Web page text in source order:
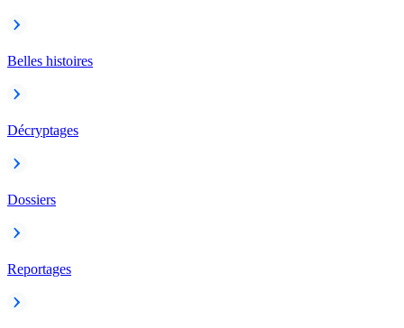
Belles histoires
Décryptages
Dossiers
Reportages